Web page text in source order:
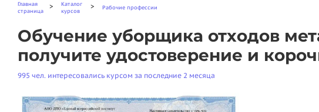
Главная
страница
>
Каталог
курсов
> Рабочие профессии
Обучение уборщика отходов
получите удостоверение и
995 чел. интересовались курсом за последние 2 месяца